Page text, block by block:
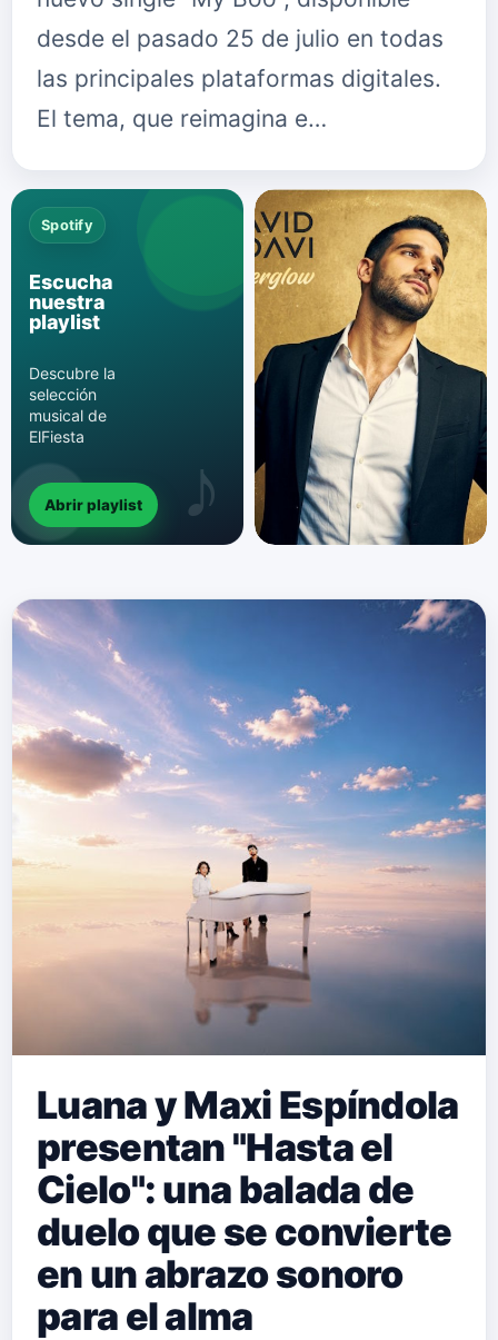
desde el pasado 25 de julio en todas
las principales plataformas digitales.
El tema, que reimagina e…
Spotify
Escucha
nuestra
playlist
Descubre la
selección
musical de
ElFiesta
Abrir playlist
Luana y Maxi Espíndola
presentan "Hasta el
Cielo": una balada de
duelo que se convierte
en un abrazo sonoro
para el alma